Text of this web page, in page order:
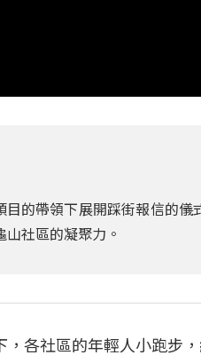
的帶領下展開踩街報信的儀
社區的凝聚力。
各社區的年輕人小跑步